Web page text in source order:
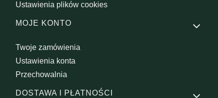
Ustawienia plików cookies
MOJE KONTO
Twoje zamówienia
Ustawienia konta
Przechowalnia
DOSTAWA I PŁATNOŚCI